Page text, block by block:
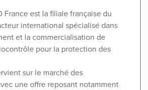
France est la filiale française du
international spécialisé dans
et la commercialisation de
pour la protection des
sur le marché des
une offre reposant notamment